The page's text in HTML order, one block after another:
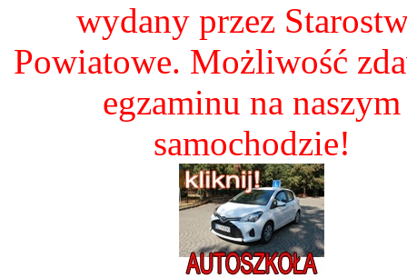
wydany przez
Powiatowe. Możliwość
egzaminu na naszym
samochodzie!